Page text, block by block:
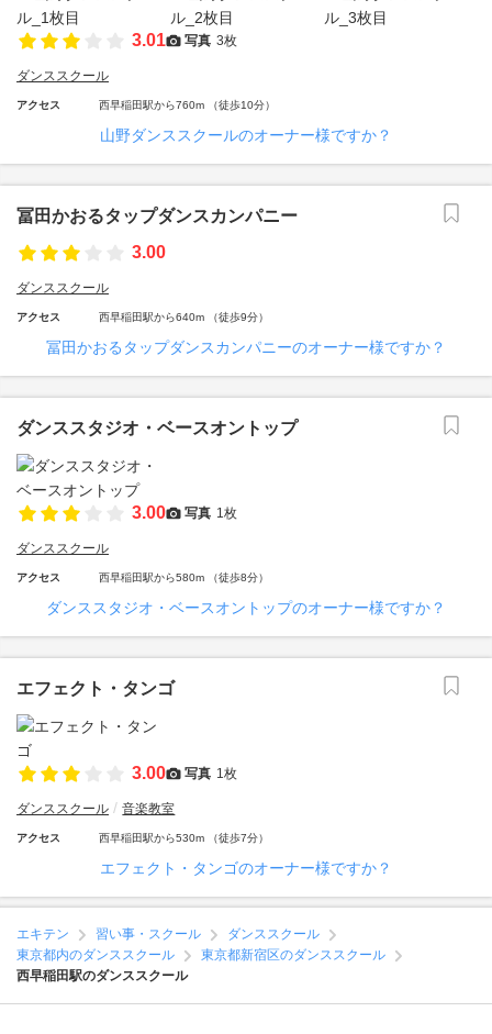
3.01 写真 3枚
ダンススクール
アクセス 西早稲田駅から760m （徒歩10分）
山野ダンススクールのオーナー様ですか？
冨田かおるタップダンスカンパニー
3.00
ダンススクール
アクセス 西早稲田駅から640m （徒歩9分）
冨田かおるタップダンスカンパニーのオーナー様ですか？
ダンススタジオ・ベースオントップ
3.00 写真 1枚
ダンススクール
アクセス 西早稲田駅から580m （徒歩8分）
ダンススタジオ・ベースオントップのオーナー様ですか？
エフェクト・タンゴ
3.00 写真 1枚
ダンススクール 音楽教室
アクセス 西早稲田駅から530m （徒歩7分）
エフェクト・タンゴのオーナー様ですか？
エキテン 習い事・スクール
ダンススクール
東京都内のダンススクール
東京都新宿区のダンススクール
西早稲田駅のダンススクール